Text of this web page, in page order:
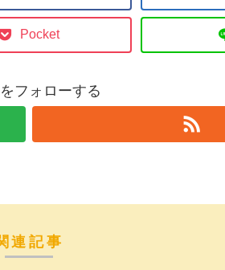
Pocket
フォローする
連記事